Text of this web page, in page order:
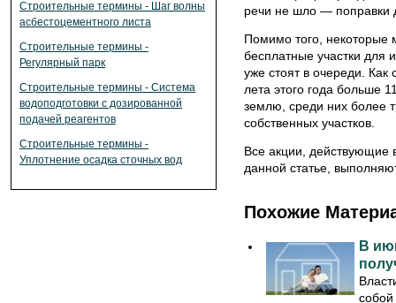
Строительные термины - Шаг волны
асбестоцементного листа
Строительные термины -
Регулярный парк
Строительные термины - Система
водоподготовки с дозированной
подачей реагентов
Строительные термины -
Уплотнение осадка сточных вод
речи не шло — поправки
Помимо того, некоторые
бесплатные участки для
уже стоят в очереди. Как
лета этого года больше
землю, среди них более
собственных участков.
Все акции, действующие
данной статье,
Похожие
В